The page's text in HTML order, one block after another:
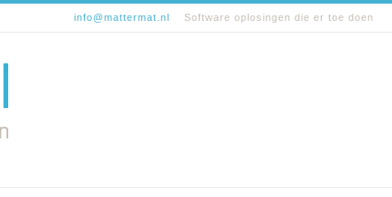
info@mattermat.nl Software oplosingen die er toe doen